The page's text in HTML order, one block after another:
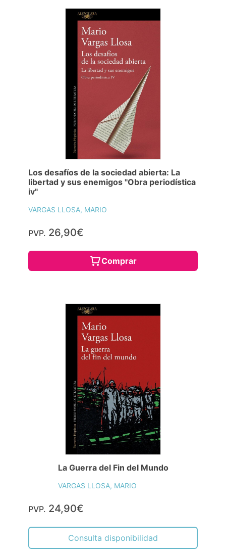
Los desafíos de la sociedad abierta: La
libertad y sus enemigos "Obra periodística
iv"
VARGAS LLOSA, MARIO
PVP. 26,90€
Comprar
La Guerra del Fin del Mundo
VARGAS LLOSA, MARIO
PVP. 24,90€
Consulta disponibilidad